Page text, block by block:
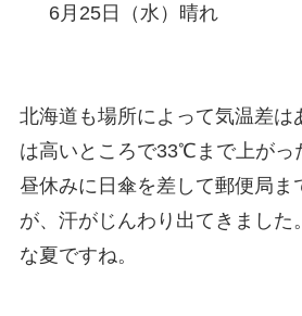
6月25日（水）晴れ
北海道も場所によって気温差は
は高いところで33℃まで上がっ
昼休みに日傘を差して郵便局ま
が、汗がじんわり出てきました
な夏ですね。